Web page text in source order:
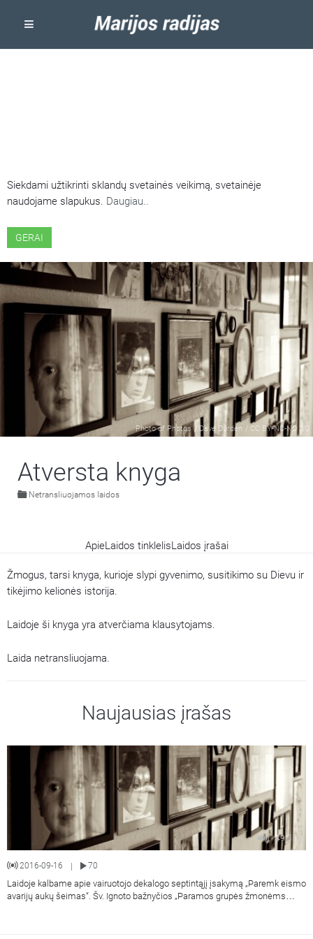
Siekdami užtikrinti sklandų svetainės veikimą, svetainėje
naudojame slapukus. Daugiau..
GERAI
Photo of Photos / Dave Durden / CC BY-NC-ND 2.0
Atversta knyga
Netransliuojamos laidos
ApieLaidos tinklelisLaidos įrašai
Žmogus, tarsi knyga, kurioje slypi gyvenimo, susitikimo su Dievu ir
tikėjimo kelionės istorija.
Laidoje ši knyga yra atverčiama klausytojams.
Laida netransliuojama.
Naujausias įrašas
49:51
2016-09-16 | 70
Laidoje kalbame apie vairuotojo dekalogo septintąjį įsakymą „Paremk eismo
avarijų aukų šeimas“. Šv. Ignoto bažnyčios „Paramos grupės žmonėms